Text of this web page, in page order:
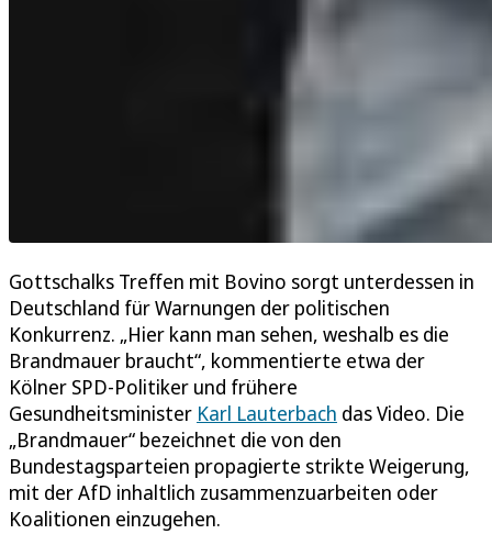
Gottschalks Treffen mit Bovino sorgt unterdessen in
Deutschland für Warnungen der politischen
Konkurrenz. „Hier kann man sehen, weshalb es die
Brandmauer braucht“, kommentierte etwa der
Kölner SPD-Politiker und frühere
Gesundheitsminister Karl Lauterbach das Video. Die
„Brandmauer“ bezeichnet die von den
Bundestagsparteien propagierte strikte Weigerung,
mit der AfD inhaltlich zusammenzuarbeiten oder
Koalitionen einzugehen.